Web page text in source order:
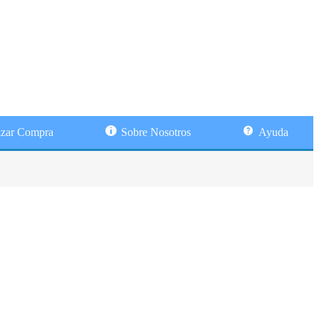
Compra Sobre Nosotros Ayuda